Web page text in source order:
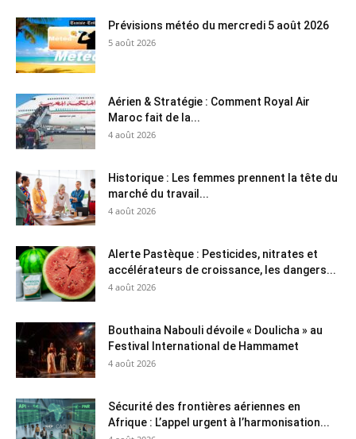
Prévisions météo du mercredi 5 août 2026
5 août 2026
Aérien & Stratégie : Comment Royal Air
Maroc fait de la...
4 août 2026
Historique : Les femmes prennent la tête du
marché du travail...
4 août 2026
Alerte Pastèque : Pesticides, nitrates et
accélérateurs de croissance, les dangers...
4 août 2026
Bouthaina Nabouli dévoile « Doulicha » au
Festival International de Hammamet
4 août 2026
Sécurité des frontières aériennes en
Afrique : L’appel urgent à l’harmonisation...